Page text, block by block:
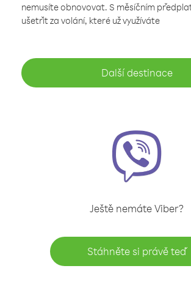
nemusíte obnovovat. S měsíčním
ušetřit za volání, které už využíváte
Další destinace
Ještě nemáte Viber?
Stáhněte si právě teď